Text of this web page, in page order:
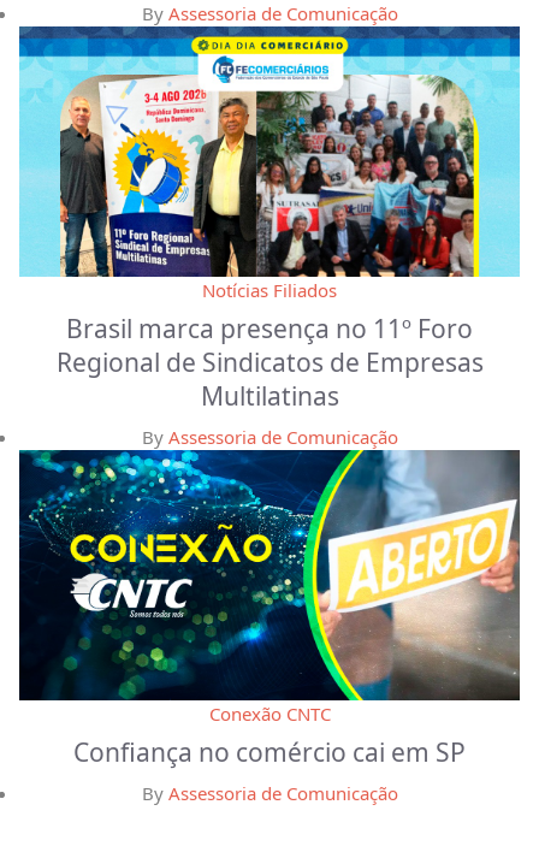
By Assessoria de Comunicação
Notícias Filiados
Brasil marca presença no 11º Foro
Regional de Sindicatos de Empresas
Multilatinas
By Assessoria de Comunicação
Conexão CNTC
Confiança no comércio cai em SP
By Assessoria de Comunicação